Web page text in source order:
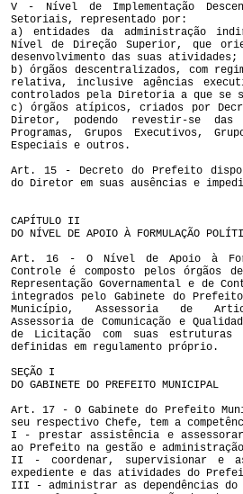
V - Nível de Implementação
Setoriais, representado por:
a) entidades da administração
Nível de Direção Superior, que
desenvolvimento das suas atividades;
b) órgãos descentralizados, com
relativa, inclusive agências
controlados pela Diretoria a que se
c) órgãos atípicos, criados por
Diretor, podendo revestir-se das
Programas, Grupos Executivos,
Especiais e outros.
Art. 15 - Decreto do Prefeito
do Diretor em suas ausências e
CAPÍTULO II
DO NÍVEL DE APOIO À FORMULAÇÃO
Art. 16 - O Nível de Apoio à
Controle é composto pelos órgãos
Representação Governamental e de
integrados pelo Gabinete do
Município, Assessoria de
Assessoria de Comunicação e
de Licitação com suas estruturas
definidas em regulamento próprio.
SEÇÃO I
DO GABINETE DO PREFEITO MUNICIPAL
Art. 17 - O Gabinete do Prefeito
seu respectivo Chefe, tem a
I - prestar assistência e
ao Prefeito na gestão e
II - coordenar, supervisionar e
expediente e das atividades do
III - administrar as dependências do